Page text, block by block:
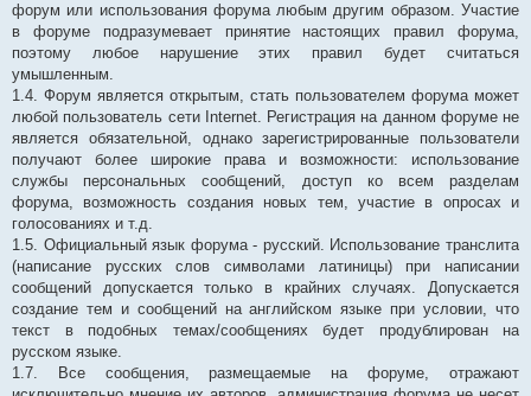
форум или использования форума любым другим образом. Участие
в форуме подразумевает принятие настоящих правил форума,
поэтому любое нарушение этих правил будет считаться
умышленным.
1.4. Форум является открытым, стать пользователем форума может
любой пользователь сети Internet. Регистрация на данном форуме не
является обязательной, однако зарегистрированные пользователи
получают более широкие права и возможности: использование
службы персональных сообщений, доступ ко всем разделам
форума, возможность создания новых тем, участие в опросах и
голосованиях и т.д.
1.5. Официальный язык форума - русский. Использование транслита
(написание русских слов символами латиницы) при написании
сообщений допускается только в крайних случаях. Допускается
создание тем и сообщений на английском языке при условии, что
текст в подобных темах/сообщениях будет продублирован на
русском языке.
1.7. Все сообщения, размещаемые на форуме, отражают